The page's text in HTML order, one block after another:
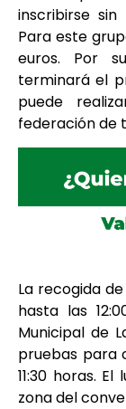
inscribirse
Para este
euros. Por
terminará el
puede
federación de
La recogida
hasta las
Municipal de
pruebas para
11:30 horas.
zona del